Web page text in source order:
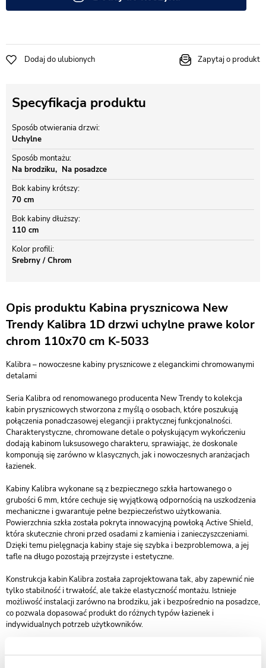
Dodaj do ulubionych Zapytaj o produkt
Specyfikacja produktu
Sposób otwierania drzwi
Uchylne
Sposób montażu
Na brodziku
Na posadzce
Bok kabiny krótszy
70 cm
Bok kabiny dłuższy
110 cm
Kolor profili
Srebrny / Chrom
Opis produktu Kabina prysznicowa New
Trendy Kalibra 1D drzwi uchylne prawe kolor
chrom 110x70 cm K-5033
Kalibra – nowoczesne kabiny prysznicowe z eleganckimi chromowanymi
detalami
Seria Kalibra od renomowanego producenta New Trendy to kolekcja
kabin prysznicowych stworzona z myślą o osobach, które poszukują
połączenia ponadczasowej elegancji i praktycznej funkcjonalności.
Charakterystyczne, chromowane detale o połyskującym wykończeniu
dodają kabinom luksusowego charakteru, sprawiając, że doskonale
komponują się zarówno w klasycznych, jak i nowoczesnych aranżacjach
łazienek.
Kabiny Kalibra wykonane są z bezpiecznego szkła hartowanego o
grubości 6 mm, które cechuje się wyjątkową odpornością na uszkodzenia
mechaniczne i gwarantuje pełne bezpieczeństwo użytkowania.
Powierzchnia szkła została pokryta innowacyjną powłoką Active Shield,
która skutecznie chroni przed osadami z kamienia i zanieczyszczeniami.
Dzięki temu pielęgnacja kabiny staje się szybka i bezproblemowa, a jej
tafle na długo pozostają przejrzyste i estetyczne.
Konstrukcja kabin Kalibra została zaprojektowana tak, aby zapewnić nie
tylko stabilność i trwałość, ale także elastyczność montażu. Istnieje
możliwość instalacji zarówno na brodziku, jak i bezpośrednio na posadzce,
co pozwala dopasować produkt do różnych typów łazienek i
indywidualnych potrzeb użytkowników.
stanowi potwierdzenie jakości wykonania oraz niezawodności produktów.